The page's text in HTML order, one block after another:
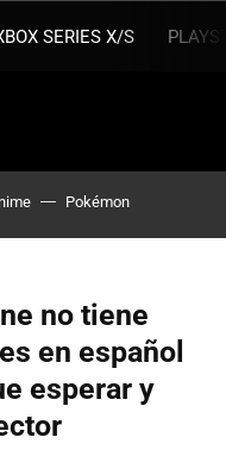
SERIES X/S
Pokémon
no tiene
en español
esperar y